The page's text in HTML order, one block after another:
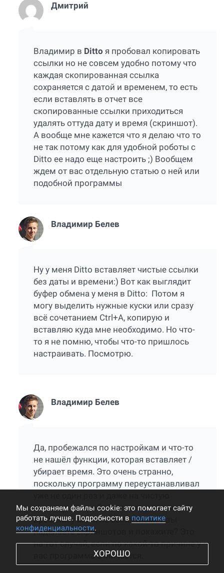
Дмитрий
Владимир в Ditto я пробовал копировать
ссылки но не совсем удобно потому что
каждая скопированная ссылка
сохраняется с датой и временем, то есть
если вставлять в отчет все
скопированные ссылки приходиться
удалять оттуда дату и время (скриншот).
А вообще мне кажется что я делаю что то
не так потому как для удобной роботы с
Ditto ее надо еще настроить ;) Вообщем
ждем от вас отдельную статью о ней или
подобной программы
Владимир Белев
Ну у меня Ditto вставляет чистые ссылки
без даты и времени:) Вот как выглядит
буфер обмена у меня в Ditto: Потом я
могу выделить нужные куски или сразу
всё сочетанием Ctrl+A, копирую и
вставляю куда мне необходимо. Но что-
то я не помню, чтобы что-то пришлось
настраивать. Посмотрю.
Владимир Белев
Да, пробежался по настройкам и что-то
не нашёл функции, которая вставляет /
убирает время. Это очень странно,
поскольку программу переустанавливал
систему, но проблем с копированием
времени у меня не было. Может вы
наделаете скриншотов и покажите? Это
на тот случай, если по какой-то причине у
вас программа отличается.
Мы cохраняем файлы cookie: это помогает сайту
работать лучше. Подробности в политике
конфиденциальности.
ХОРОШО